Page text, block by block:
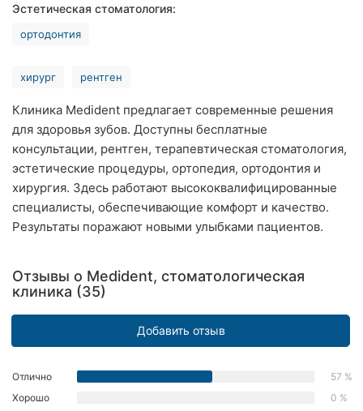
Запорожье
Днепр
Львов
Кривой
Николаев
Эстетическая стоматология:
ортодонтия
хирург рентген
Клиника Medident предлагает современные решения
для здоровья зубов. Доступны бесплатные
консультации, рентген, терапевтическая стоматология,
эстетические процедуры, ортопедия, ортодонтия и
хирургия. Здесь работают высококвалифицированные
специалисты, обеспечивающие комфорт и качество.
Результаты поражают новыми улыбками пациентов.
Отзывы о Medident, стоматологическая
клиника (35)
Добавить отзыв
Отлично
57 %
Хорошо
0 %